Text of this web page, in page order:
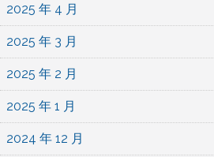
2025 年 4 月
2025 年 3 月
2025 年 2 月
2025 年 1 月
2024 年 12 月